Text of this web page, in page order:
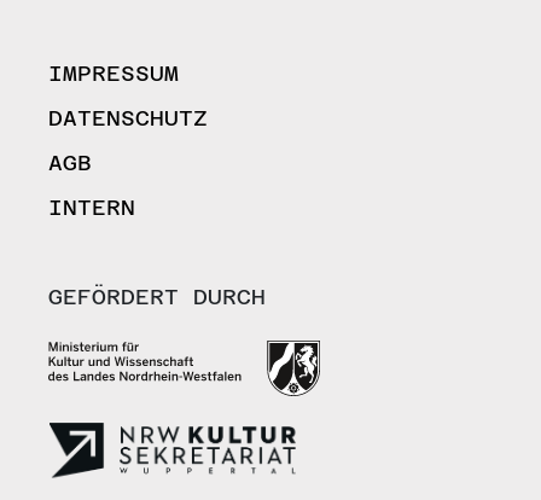
IMPRESSUM
DATENSCHUTZ
AGB
INTERN
GEFÖRDERT DURCH